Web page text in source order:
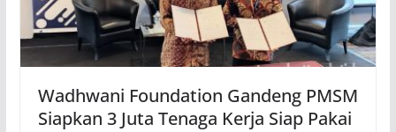
Wadhwani Foundation Gandeng PMSM
Siapkan 3 Juta Tenaga Kerja Siap Pakai